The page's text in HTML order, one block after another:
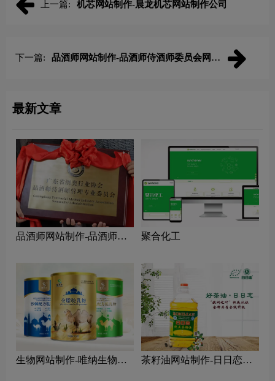
上一篇: 机芯网站制作-晨龙机芯网站制作公司
下一篇:
品酒师网站制作-品酒师侍酒师委员会网站
最新文章
品酒师网站制作-品酒师侍
聚合化工
生物网站制作-唯纳生物网
茶籽油网站制作-日日恋茶